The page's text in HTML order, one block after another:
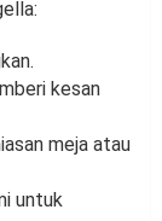
kesan
meja atau
untuk